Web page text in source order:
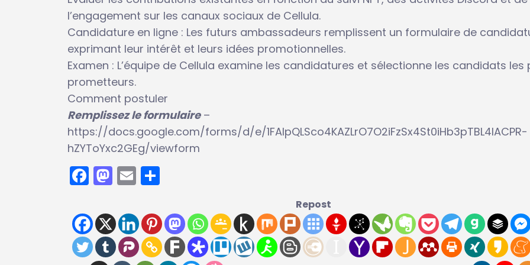
l’engagement sur les canaux sociaux de Cellula.
Candidature en ligne : Les futurs ambassadeurs remplissent un formulaire de
exprimant leur intérêt et leurs idées promotionnelles.
Examen : L’équipe de Cellula examine les candidatures et sélectionne les candidats les
prometteurs.
Comment postuler
Remplissez le formulaire–
https://docs.google.com/forms/d/e/1FAIpQLSco4KAZLrO7O2iFzSx4St0iHb3pTBL4IACPR-
hZYToYxc2GEg/viewform
Facebook
Mastodon
Email
Repost